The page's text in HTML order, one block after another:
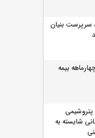
بنیان
بیمه
پتروشیمی
شایسته به